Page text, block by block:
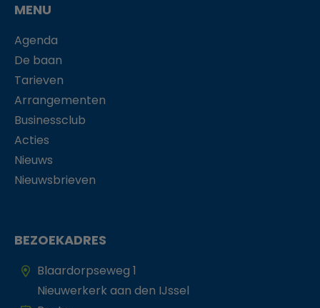
MENU
Agenda
De baan
Tarieven
Arrangementen
Businessclub
Acties
Nieuws
Nieuwsbrieven
BEZOEKADRES
Blaardorpseweg 1
Nieuwerkerk aan den IJssel